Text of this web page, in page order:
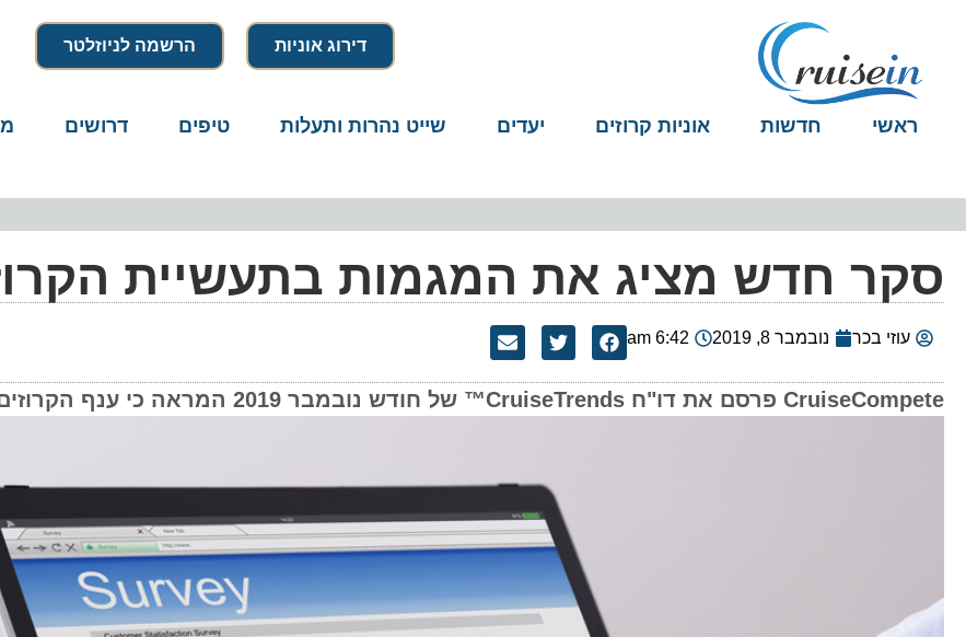
הרשמה לניוזלטר דירוג אוניות
ראשי חדשות אוניות קרוזים יעדים שייט נהרות ותעלות טיפים דרושים
סקר חדש מציג את המגמות בתעשיית
עוזי בכר נובמבר 8, 2019 6:42 am
CruiseCompete פרסם את דו"ח CruiseTrends™ של חודש נובמבר 2019 המראה כי ענף הקרוזים ממשיך לשגשג